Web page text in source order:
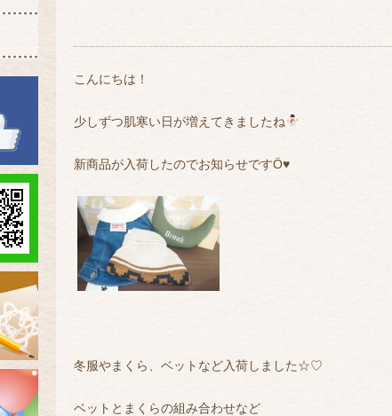
こんにちは！
少しずつ肌寒い日が増えてきましたね
新商品が入荷したのでお知らせですÖ♥
冬服やまくら、ベットなど入荷しました☆♡
ベットとまくらの組み合わせなど